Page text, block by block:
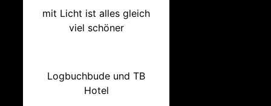
mit Licht ist alles gleich
viel schöner
Logbuchbude und TB
Hotel